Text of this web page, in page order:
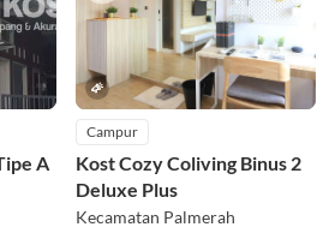
A
Campur
Kost Cozy Coliving Binus 2
Deluxe Plus
Kecamatan Palmerah